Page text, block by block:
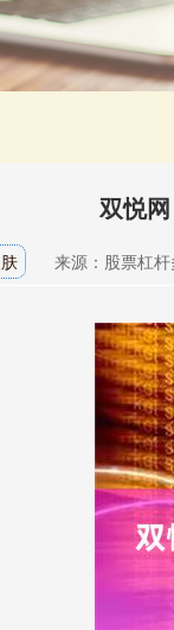
双悦
来源：股票杠